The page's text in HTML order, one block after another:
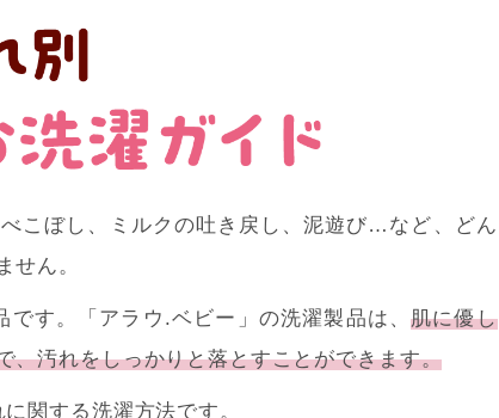
こぼし、ミルクの吐き戻し、泥遊び…など、どん
せん。
です。「アラウ.ベビー」の洗濯製品は、肌に優し
、汚れをしっかりと落とすことができます。
関する洗濯方法です。